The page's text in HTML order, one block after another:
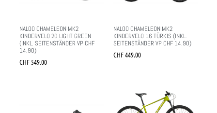
NALOO CHAMELEON MK2
KINDERVELO 20 LIGHT GREEN
(INKL. SEITENSTÄNDER VP CHF
14.90)
CHF 549.00
NALOO CHAMELEON MK2
KINDERVELO 16 TÜRKIS (INKL.
SEITENSTÄNDER VP CHF 14.90)
CHF449.00